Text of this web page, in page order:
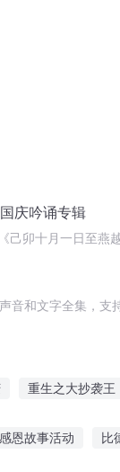
庆吟诵专辑
己卯十月一日至燕
和文字全集，支
重生之大抄袭王
恩故事活动 比